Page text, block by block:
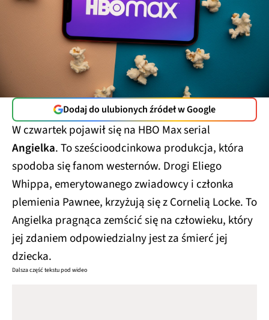
Dodaj do ulubionych źródeł w Google
W czwartek pojawił się na HBO Max serial
Angielka. To sześcioodcinkowa produkcja, która
spodoba się fanom westernów. Drogi Eliego
Whippa, emerytowanego zwiadowcy i członka
plemienia Pawnee, krzyżują się z Cornelią Locke. To
Angielka pragnąca zemścić się na człowieku, który
jej zdaniem odpowiedzialny jest za śmierć jej
dziecka.
Dalsza część tekstu pod wideo